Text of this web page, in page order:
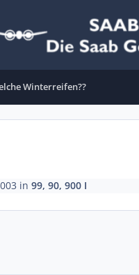
Winterreifen??
in 99, 90, 900 I